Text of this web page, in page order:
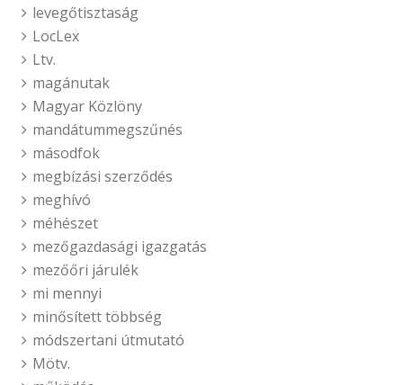
levegőtisztaság
LocLex
Ltv.
magánutak
Magyar Közlöny
mandátummegszűnés
másodfok
megbízási szerződés
meghívó
méhészet
mezőgazdasági igazgatás
mezőőri járulék
mi mennyi
minősített többség
módszertani útmutató
Mötv.